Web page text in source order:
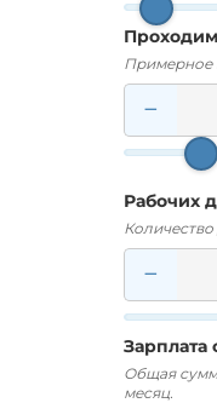
Примерное
−
Рабочих
Количество
−
Зарплата
Общая
месяц.